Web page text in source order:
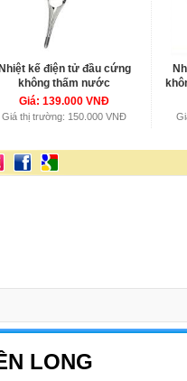
Nhiệt kế điện tử đầu cứng
không thấm nước
POLYGREEN Classic KD-
1490
Giá: 139.000 VNĐ
Giá thị trường: 150.000 VNĐ
LONG